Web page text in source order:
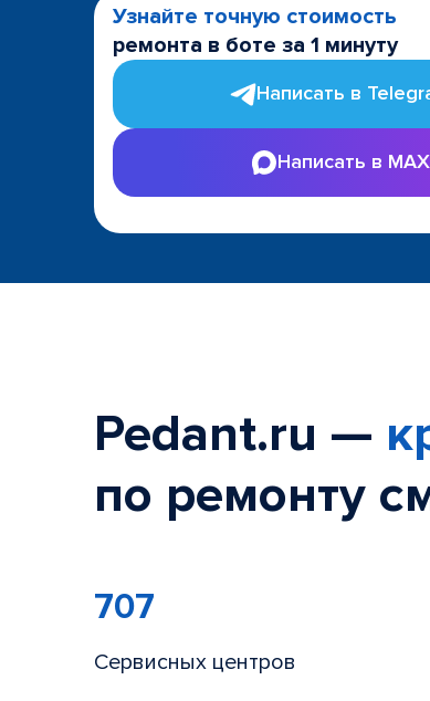
Узнайте точную стоимость
ремонта в боте за 1 минуту
Написать в
Написать в MAX
Pedant.ru —
по ремонту
707
Сервисных центров